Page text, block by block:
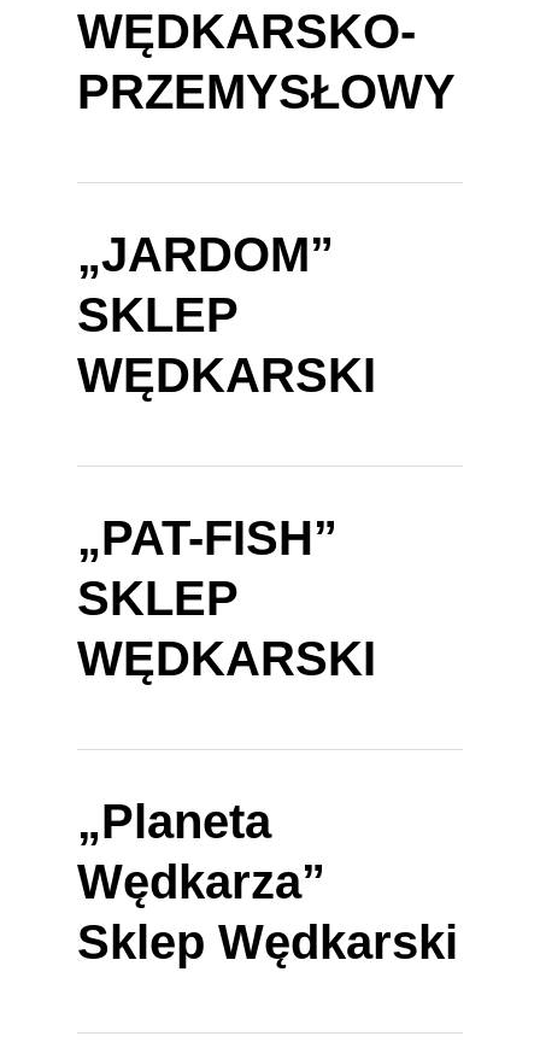
WĘDKARSKO-
PRZEMYSŁOWY
„JARDOM”
SKLEP
WĘDKARSKI
„PAT-FISH”
SKLEP
WĘDKARSKI
„Planeta
Wędkarza”
Sklep Wędkarski